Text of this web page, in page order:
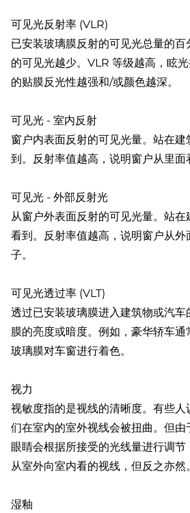
可见光反射率 (VLR)
已安装玻璃膜反射的可见光总量的
的可见光越少。VLR 等级越高，眩
的贴膜反光性越强和/或颜色越深。
可见光 - 室内反射
窗户内表面反射的可见光量。站在
到。反射率值越高，说明窗户从里面
可见光 - 外部反射光
从窗户外表面反射的可见光量。站
看到。反射率值越高，说明窗户从
子。
可见光透过率 (VLT)
透过已安装玻璃膜进入建筑物或汽
膜的亮度或暗度。例如，豪华轿车通
玻璃膜对车窗进行着色。
视力
视敏度指的是视线的清晰度。有些
们在室内的室外视线会被扭曲。但由
眼睛会根据所接受的光线量进行调
从室外向室内看的视线，但反之亦然。
湿釉